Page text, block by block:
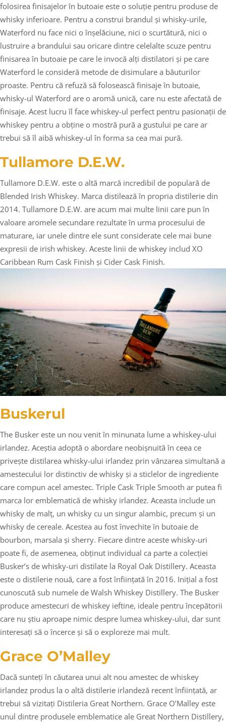
folosirea finisajelor în butoaie este o soluție pentru produse de
whisky inferioare. Pentru a construi brandul și whisky-urile,
Waterford nu face nici o înșelăciune, nici o scurtătură, nici o
lustruire a brandului sau oricare dintre celelalte scuze pentru
finisarea în butoaie pe care le invocă alți distilatori și pe care
Waterford le consideră metode de disimulare a băuturilor
proaste. Pentru că refuză să folosească finisaje în butoaie,
whisky-ul Waterford are o aromă unică, care nu este afectată de
finisaje. Acest lucru îl face whiskey-ul perfect pentru pasionații de
whiskey pentru a obține o mostră pură a gustului pe care ar
trebui să îl aibă whiskey-ul în forma sa cea mai pură.
Tullamore D.E.W.
Tullamore D.E.W. este o altă marcă incredibil de populară de
Blended Irish Whiskey. Marca distilează în propria distilerie din
2014. Tullamore D.E.W. are acum mai multe linii care pun în
valoare aromele secundare rezultate în urma procesului de
maturare, iar unele dintre ele sunt considerate cele mai bune
expresii de irish whiskey. Aceste linii de whiskey includ XO
Caribbean Rum Cask Finish și Cider Cask Finish.
Buskerul
The Busker este un nou venit în minunata lume a whiskey-ului
irlandez. Aceștia adoptă o abordare neobișnuită în ceea ce
privește distilarea whisky-ului irlandez prin vânzarea simultană a
amestecului lor distinctiv de whisky și a sticlelor de ingrediente
care compun acel amestec. Triple Cask Triple Smooth ar putea fi
marca lor emblematică de whisky irlandez. Aceasta include un
whisky de malț, un whisky cu un singur alambic, precum și un
whisky de cereale. Acestea au fost învechite în butoaie de
bourbon, marsala și sherry. Fiecare dintre aceste whisky-uri
poate fi, de asemenea, obținut individual ca parte a colecției
Busker’s de whisky-uri distilate la Royal Oak Distillery. Aceasta
este o distilerie nouă, care a fost înființată în 2016. Inițial a fost
cunoscută sub numele de Walsh Whiskey Distillery. The Busker
produce amestecuri de whiskey ieftine, ideale pentru începătorii
care nu știu aproape nimic despre lumea whiskey-ului, dar sunt
interesați să o încerce și să o exploreze mai mult.
Grace O’Malley
Dacă sunteți în căutarea unui alt nou amestec de whiskey
irlandez produs la o altă distilerie irlandeză recent înființată, ar
trebui să vizitați Distileria Great Northern. Grace O’Malley este
unul dintre produsele emblematice ale Great Northern Distillery,